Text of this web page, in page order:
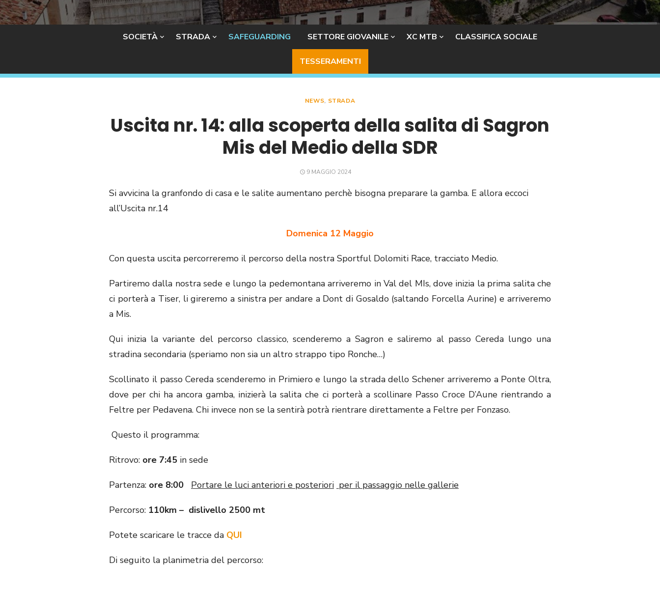
SOCIETÀ STRADA SAFEGUARDING SETTORE GIOVANILE XC MTB CLASSIFICA SOCIALE
TESSERAMENTI
NEWS, STRADA
Uscita nr. 14: alla scoperta della salita di Sagron
Mis del Medio della SDR
POSTED
9 MAGGIO 2024
Si avvicina la granfondo di casa e le salite aumentano perchè bisogna preparare la gamba. E allora eccoci
all’Uscita nr.14
Domenica 12 Maggio
Con questa uscita percorreremo il percorso della nostra Sportful Dolomiti Race, tracciato Medio.
Partiremo dalla nostra sede e lungo la pedemontana arriveremo in Val del MIs, dove inizia la prima salita che
ci porterà a Tiser, li gireremo a sinistra per andare a Dont di Gosaldo (saltando Forcella Aurine) e arriveremo
a Mis.
Qui inizia la variante del percorso classico, scenderemo a Sagron e saliremo al passo Cereda lungo una
stradina secondaria (speriamo non sia un altro strappo tipo Ronche…)
Scollinato il passo Cereda scenderemo in Primiero e lungo la strada dello Schener arriveremo a Ponte Oltra,
dove per chi ha ancora gamba, inizierà la salita che ci porterà a scollinare Passo Croce D’Aune rientrando a
Feltre per Pedavena. Chi invece non se la sentirà potrà rientrare direttamente a Feltre per Fonzaso.
Questo il programma:
Ritrovo: ore 7:45 in sede
Partenza: ore 8:00 Portare le luci anteriori e posteriori per il passaggio nelle gallerie
Percorso: 110km – dislivello 2500 mt
Potete scaricare le tracce da QUI
Di seguito la planimetria del percorso: